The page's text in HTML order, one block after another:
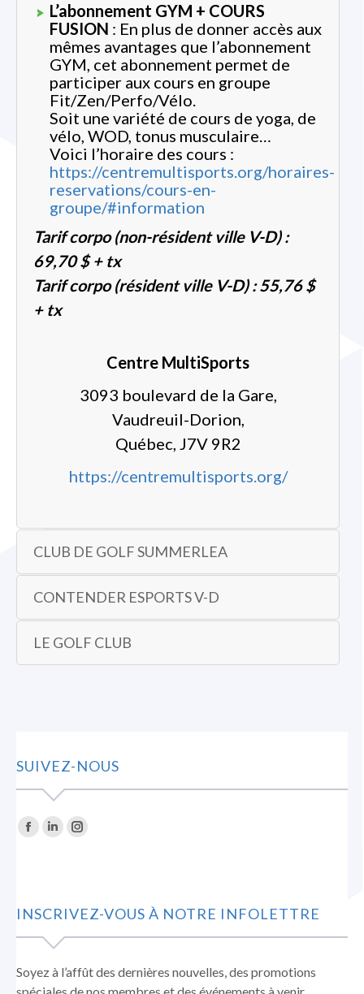
L’abonnement GYM + COURS
FUSION : En plus de donner accès aux
mêmes avantages que l’abonnement
GYM, cet abonnement permet de
participer aux cours en groupe
Fit/Zen/Perfo/Vélo.
Soit une variété de cours de yoga, de
vélo, WOD, tonus musculaire…
Voici l’horaire des cours :
https://centremultisports.org/horaires-
reservations/cours-en-
groupe/#information
Tarif corpo (non-résident ville V-D) :
69,70 $ + tx
Tarif corpo (résident ville V-D) : 55,76 $
+ tx
Centre MultiSports
3093 boulevard de la Gare,
Vaudreuil-Dorion,
Québec, J7V 9R2
https://centremultisports.org/
CLUB DE GOLF SUMMERLEA
CONTENDER ESPORTS V-D
LE GOLF CLUB
SUIVEZ-NOUS
Trouvez nous sur :
La
dans
une
fenêtre
La
dans
une
La
dans
une
INSCRIVEZ-VOUS À NOTRE INFOLETTRE
Soyez à l’affût des dernières nouvelles, des promotions